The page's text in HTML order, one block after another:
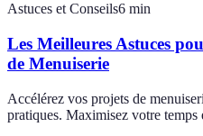
Astuces et Conseils6 min
Les Meilleures Astuces
de Menuiserie
Accélérez vos projets de
pratiques. Maximisez votre temps